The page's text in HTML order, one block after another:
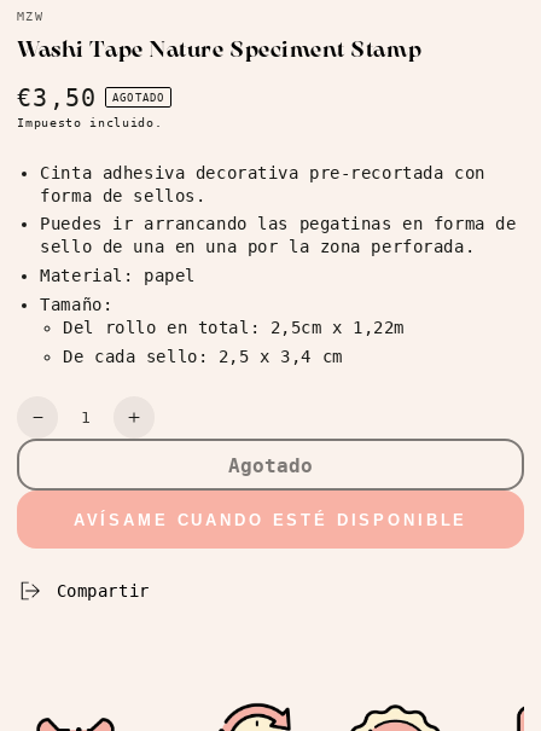
MZW
Washi Tape Nature Speciment Stamp
Precio
regular
€3,50 AGOTADO
Impuesto incluido.
Cinta adhesiva decorativa pre-recortada con
forma de sellos.
Puedes ir arrancando las pegatinas en forma de
sello de una en una por la zona perforada.
Material: papel
Tamaño:
Del rollo en total: 2,5cm x 1,22m
De cada sello: 2,5 x 3,4 cm
Cantidad
Reducir
Tape
Nature
Stamp
Aumentar
Tape
Nature
Stamp
Agotado
AVÍSAME CUANDO ESTÉ DISPONIBLE
Compartir